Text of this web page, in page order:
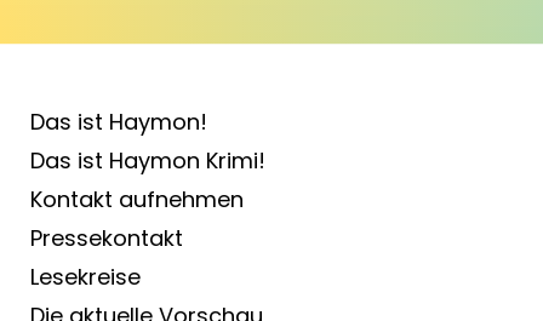
Das ist Haymon!
Das ist Haymon Krimi!
Kontakt aufnehmen
Pressekontakt
Lesekreise